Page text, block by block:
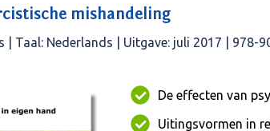
mishandeling
| Taal: Nederlands | Uitgave: juli 2017 | 978-
De effecten van
Uitingsvormen in